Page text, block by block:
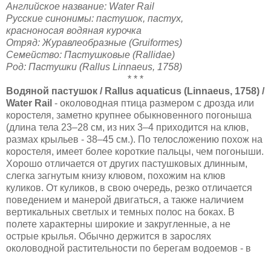
Английское название: Water Rail
Русские синонимы: пастушок, пастух,
красноносая водяная курочка
Отряд: Журавлеобразные (Gruiformes)
Семейство: Пастушковые (Rallidae)
Род: Пастушки (Rallus Linnaeus, 1758)
* * *
Водяной пастушок / Rallus aquaticus (Linnaeus, 1758) /
Water Rail - околоводная птица размером с дрозда или
коростеля, заметно крупнее обыкновенного погоныша
(длина тела 23–28 см, из них 3–4 приходится на клюв,
размах крыльев - 38–45 см.). По телосложению похож на
коростеля, имеет более короткие пальцы, чем погоныши.
Хорошо отличается от других пастушковых длинным,
слегка загнутым книзу клювом, похожим на клюв
куликов. От куликов, в свою очередь, резко отличается
поведением и манерой двигаться, а также наличием
вертикальных светлых и темных полос на боках. В
полете характерны широкие и закругленные, а не
острые крылья. Обычно держится в зарослях
околоводной растительности по берегам водоемов - в